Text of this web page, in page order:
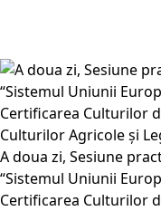
A doua zi, Sesiune
“Sistemul Uniunii
Certificarea Culturilor